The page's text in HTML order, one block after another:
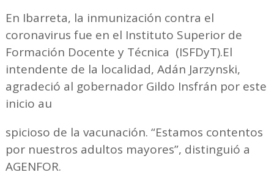
En Ibarreta, la inmunización contra el
coronavirus fue en el Instituto Superior de
Formación Docente y Técnica (ISFDyT).El
intendente de la localidad, Adán Jarzynski,
agradeció al gobernador Gildo Insfrán por este
inicio au
spicioso de la vacunación. “Estamos contentos
por nuestros adultos mayores”, distinguió a
AGENFOR.